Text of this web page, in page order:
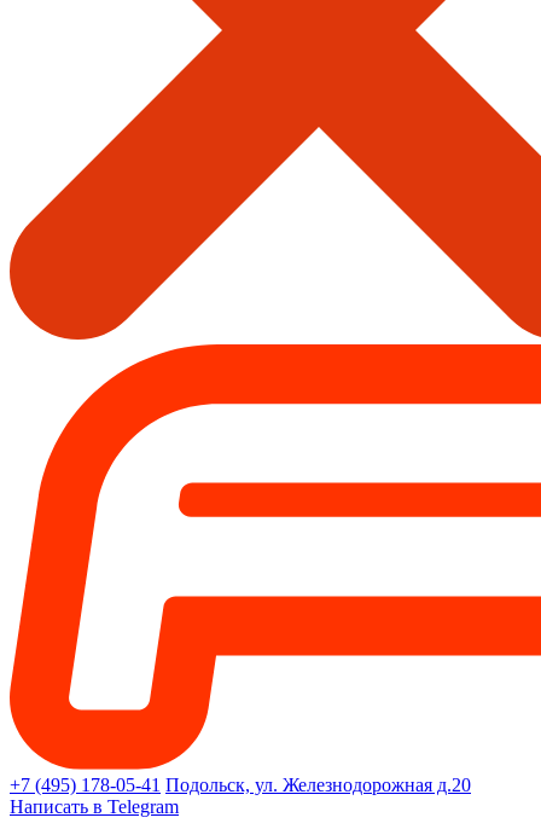
+7 (495) 178-05-41 Подольск, ул. Железнодорожная д.20
Написать в Telegram